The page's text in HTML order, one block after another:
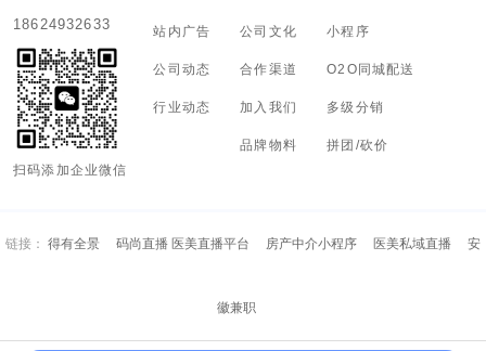
18624932633
扫码添加企业微信
站内广告
公司动态
行业动态
公司文化
合作渠道
加入我们
品牌物料
小程序
O2O同城配送
多级分销
拼团/砍价
链接： 得有全景 码尚直播 医美直播平台 房产中介小程序 医美私域直播 安
徽兼职